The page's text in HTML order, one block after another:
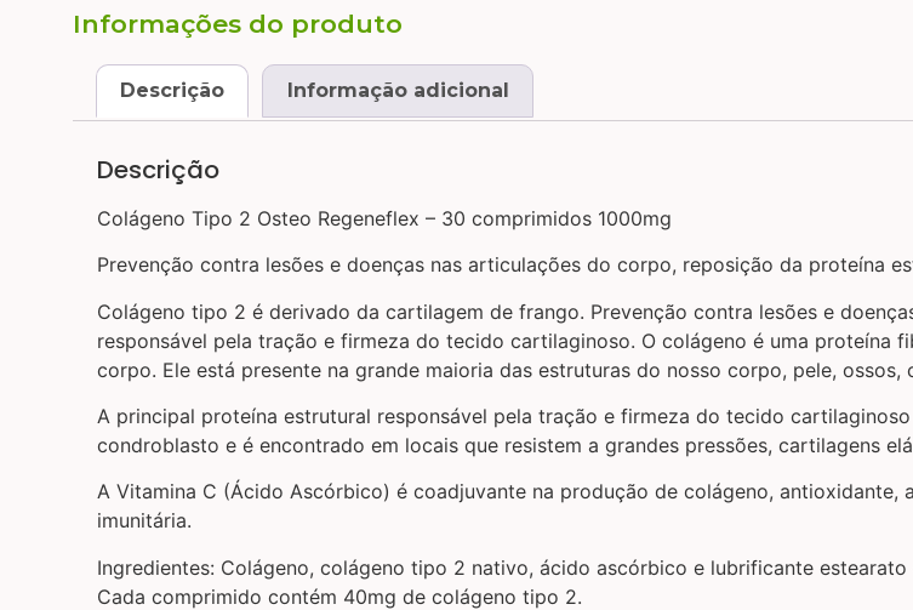
Informações do produto
Descrição Informação adicional
Descrição
Colágeno Tipo 2 Osteo Regeneflex – 30 comprimidos 1000mg
Prevenção contra lesões e doenças nas articulações do corpo, reposição da proteína
Colágeno tipo 2 é derivado da cartilagem de frango. Prevenção contra lesões e
responsável pela tração e firmeza do tecido cartilaginoso. O colágeno é uma proteína
corpo. Ele está presente na grande maioria das estruturas do nosso corpo, pele,
A principal proteína estrutural responsável pela tração e firmeza do tecido
condroblasto e é encontrado em locais que resistem a grandes pressões, cartilagens
A Vitamina C (Ácido Ascórbico) é coadjuvante na produção de colágeno,
imunitária.
Ingredientes: Colágeno, colágeno tipo 2 nativo, ácido ascórbico e lubrificante estearato
Cada comprimido contém 40mg de colágeno tipo 2.